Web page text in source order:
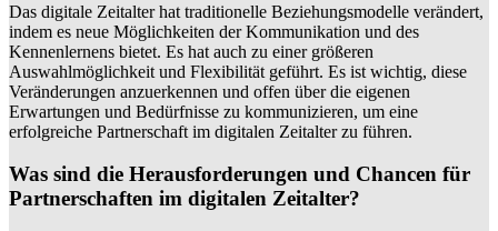
Das digitale Zeitalter hat traditionelle Beziehungsmodelle verändert,
indem es neue Möglichkeiten der Kommunikation und des
Kennenlernens bietet. Es hat auch zu einer größeren
Auswahlmöglichkeit und Flexibilität geführt. Es ist wichtig, diese
Veränderungen anzuerkennen und offen über die eigenen
Erwartungen und Bedürfnisse zu kommunizieren, um eine
erfolgreiche Partnerschaft im digitalen Zeitalter zu führen.
Was sind die Herausforderungen und Chancen für
Partnerschaften im digitalen Zeitalter?